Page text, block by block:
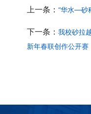
上一条： “华水—砂
下一条： 我校砂拉
新年春联创作公开赛